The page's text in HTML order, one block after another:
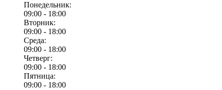
Понедельник:
09:00 - 18:00
Вторник:
09:00 - 18:00
Среда:
09:00 - 18:00
Четверг:
09:00 - 18:00
Пятница:
09:00 - 18:00